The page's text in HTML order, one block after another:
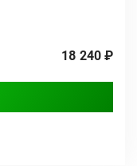
18 240 ₽